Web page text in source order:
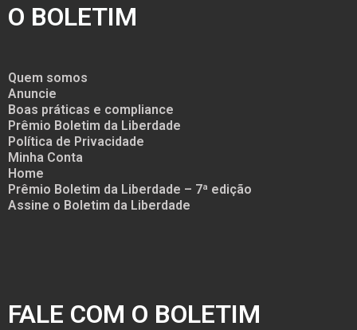
O BOLETIM
Quem somos
Anuncie
Boas práticas e compliance
Prêmio Boletim da Liberdade
Política de Privacidade
Minha Conta
Home
Prêmio Boletim da Liberdade – 7ª edição
Assine o Boletim da Liberdade
FALE COM O BOLETIM